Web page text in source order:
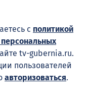
с политикой
tv-gubernia.ru.
пользователей
авторизоваться.